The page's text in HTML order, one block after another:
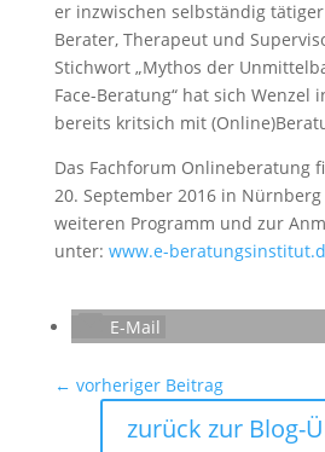
er inzwischen selbständig
Berater, Therapeut und
Stichwort „Mythos der
Face-Beratung“ hat sich Wenzel
bereits kritsich mit
Das Fachforum Onlineberatung
20. September 2016 in
weiteren Programm und zur
unter: www.e-
E-Mail
← vorheriger Beitrag
zurück zur Blog-